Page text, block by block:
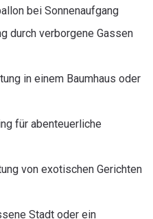
bei Sonnenaufgang
durch verborgene Gassen
in einem Baumhaus oder
für abenteuerliche
von exotischen Gerichten
Stadt oder ein